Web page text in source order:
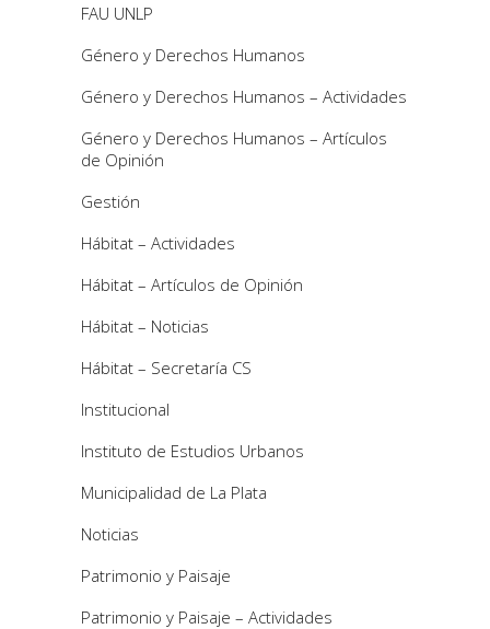
FAU UNLP
Género y Derechos Humanos
Género y Derechos Humanos – Actividades
Género y Derechos Humanos – Artículos
de Opinión
Gestión
Hábitat – Actividades
Hábitat – Artículos de Opinión
Hábitat – Noticias
Hábitat – Secretaría CS
Institucional
Instituto de Estudios Urbanos
Municipalidad de La Plata
Noticias
Patrimonio y Paisaje
Patrimonio y Paisaje – Actividades